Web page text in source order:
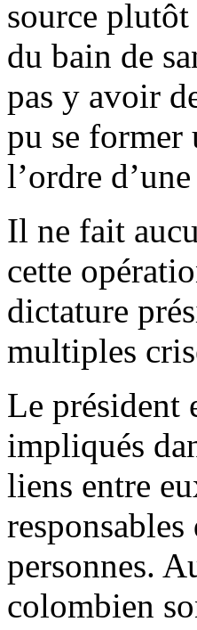
source
du bain de
pas y avoir
pu se former
l’ordre
Il ne fait
cette
dictature
multiples
Le président
impliqués
liens entre
responsables
personnes.
colombien